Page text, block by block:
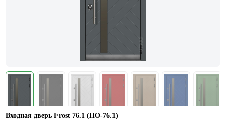
Входная дверь Frost 76.1 (НО-76.1)